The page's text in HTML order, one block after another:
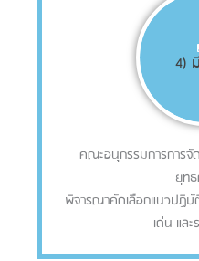
4)
คณะอนุกรรมการการจั
ยุท
พิจารณาคัดเลือกแนวปฏิบั
เด่น และ